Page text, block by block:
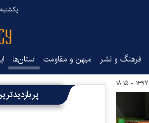
یکشنبه ۱۸ مرداد
فرهنگ و نشر میهن و مقاومت استان‌ها